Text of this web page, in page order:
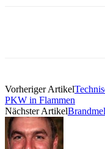
Vorheriger Artikel
PKW in Flammen
Nächster Artikel